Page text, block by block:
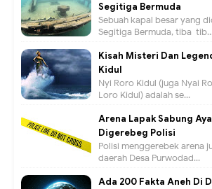
Segitiga Bermuda
Sebuah kapal besar yang
Segitiga Bermuda, tiba-tib...
Kisah Misteri Dan
Kidul
Nyi Roro Kidul (juga Nyai
Loro Kidul) adalah se...
Arena Lapak Sabung
Digerebeg Polisi
Polisi menggerebek arena
daerah Desa Purwodad...
Ada 200 Fakta Aneh Di